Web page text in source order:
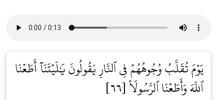
يَوۡمَ تُقَلَّبُ وُجُوهُهُمۡ فِي ٱلنَّارِ يَقُولُونَ يَٰلَيۡتَنَآ أَطَعۡنَا
ٱللَّهَ وَأَطَعۡنَا ٱلرَّسُولَا۠ [٦٦]